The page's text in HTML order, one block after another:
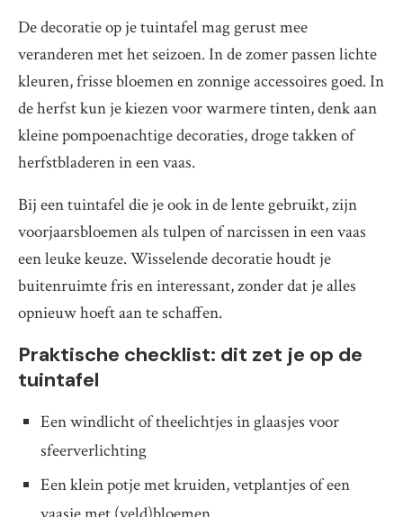
De decoratie op je tuintafel mag gerust mee
veranderen met het seizoen. In de zomer passen lichte
kleuren, frisse bloemen en zonnige accessoires goed. In
de herfst kun je kiezen voor warmere tinten, denk aan
kleine pompoenachtige decoraties, droge takken of
herfstbladeren in een vaas.
Bij een tuintafel die je ook in de lente gebruikt, zijn
voorjaarsbloemen als tulpen of narcissen in een vaas
een leuke keuze. Wisselende decoratie houdt je
buitenruimte fris en interessant, zonder dat je alles
opnieuw hoeft aan te schaffen.
Praktische checklist: dit zet je op de
tuintafel
Een windlicht of theelichtjes in glaasjes voor
sfeerverlichting
Een klein potje met kruiden, vetplantjes of een